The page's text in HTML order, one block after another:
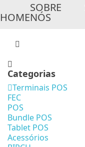
HOME
SOBRE
NÓS
Categorias
Terminais POS
FEC
POS
Bundle POS
Tablet POS
Acessórios